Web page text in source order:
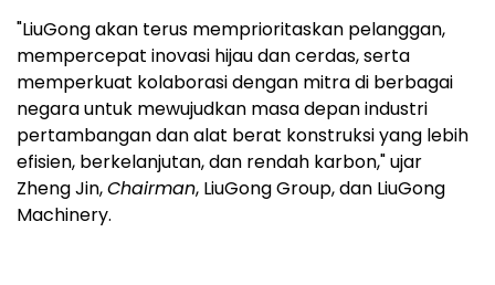
"LiuGong akan terus memprioritaskan pelanggan,
mempercepat inovasi hijau dan cerdas, serta
memperkuat kolaborasi dengan mitra di berbagai
negara untuk mewujudkan masa depan industri
pertambangan dan alat berat konstruksi yang lebih
efisien, berkelanjutan, dan rendah karbon," ujar
Zheng Jin,Chairman, LiuGong Group, dan LiuGong
Machinery.